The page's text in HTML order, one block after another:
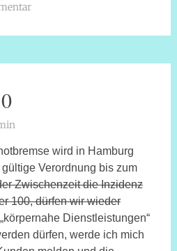
wird in Hamburg
Verordnung bis zum
Zwischenzeit die Inzidenz
100, dürfen wir wieder
Dienstleistungen“
dürfen, werde ich mich